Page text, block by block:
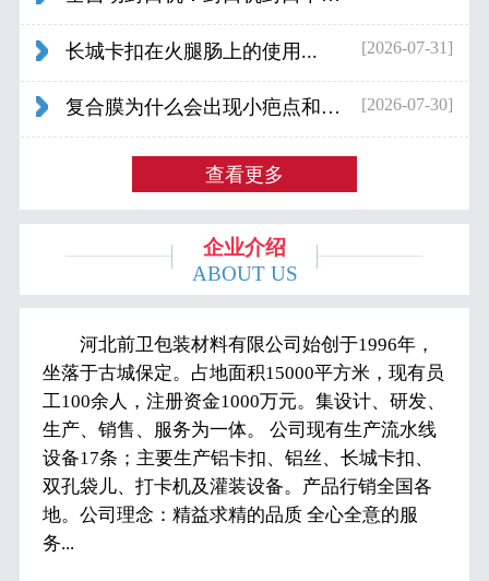
长城卡扣在火腿肠上的使用... [2026-07-31]
复合膜为什么会出现小疤点和波浪纹... [2026-07-30]
查看更多
企业介绍
ABOUT US
河北前卫包装材料有限公司始创于1996年，
坐落于古城保定。占地面积15000平方米，现有员
工100余人，注册资金1000万元。集设计、研发、
生产、销售、服务为一体。 公司现有生产流水线
设备17条；主要生产铝卡扣、铝丝、长城卡扣、
双孔袋儿、打卡机及灌装设备。产品行销全国各
地。公司理念：精益求精的品质 全心全意的服
务...